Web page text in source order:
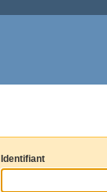
Identifiant